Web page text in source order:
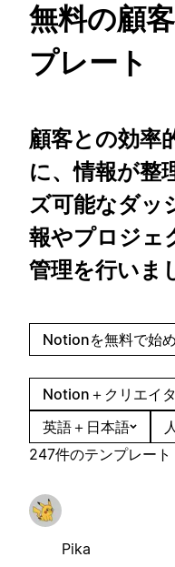
無料の顧
プレート
顧客との効率
に、情報が整
ズ可能なダッ
報やプロジェ
管理を行いま
Notionを無料で始
Notion＋クリエイ
英語＋日本語
247件のテンプレート
Pika